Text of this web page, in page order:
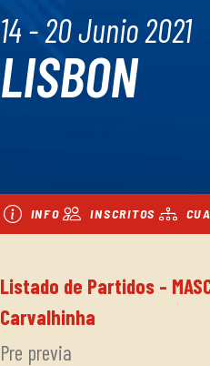
14 - 20 Junio 2021
LISBON
INFO INSCRITOS
Listado de Partidos -
Carvalhinha
Pre previa